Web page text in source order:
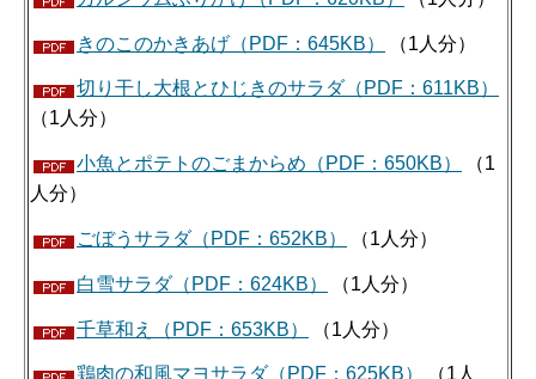
きのこのかきあげ（PDF：645KB） （1人分）
切り干し大根とひじきのサラダ（PDF：611KB）
（1人分）
小魚とポテトのごまからめ（PDF：650KB）
（1
人分）
ごぼうサラダ（PDF：652KB） （1人分）
白雪サラダ（PDF：624KB） （1人分）
千草和え（PDF：653KB） （1人分）
鶏肉の和風マヨサラダ（PDF：625KB） （1人